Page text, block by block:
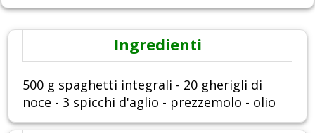
Ingredienti
500 g spaghetti integrali - 20 gherigli di
noce - 3 spicchi d'aglio - prezzemolo - olio